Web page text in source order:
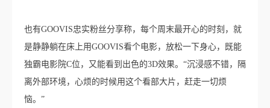
也有GOOVIS忠实粉丝分享称，每个周末最开心的时刻，就
是静静躺在床上用GOOVIS看个电影，放松一下身心，既能
独霸电影院C位，又能看到出色的3D效果。“沉浸感不错，隔
离外部环境，心烦的时候用这个看部大片，赶走一切烦
恼。”